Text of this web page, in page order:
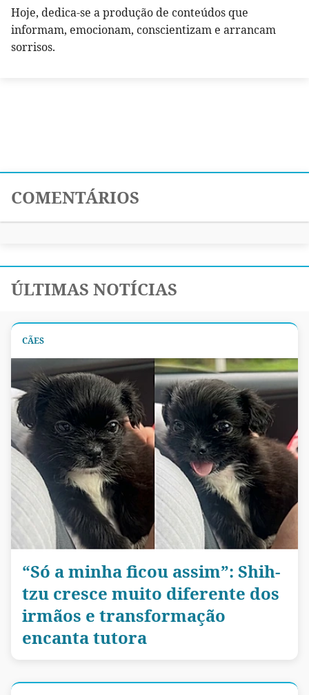
Hoje, dedica-se a produção de conteúdos que
informam, emocionam, conscientizam e arrancam
sorrisos.
COMENTÁRIOS
ÚLTIMAS NOTÍCIAS
CÃES
“Só a minha ficou assim”: Shih-
tzu cresce muito diferente dos
irmãos e transformação
encanta tutora